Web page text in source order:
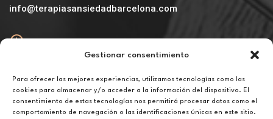
Gestionar consentimiento
Para ofrecer las mejores experiencias, utilizamos tecnologías como las
cookies para almacenar y/o acceder a la información del dispositivo. El
consentimiento de estas tecnologías nos permitirá procesar datos como el
comportamiento de navegación o las identificaciones únicas en este sitio.
info@terapiasansiedadbarcelona.com
De lunes a viernes de 10h a 20h
Aviso legal